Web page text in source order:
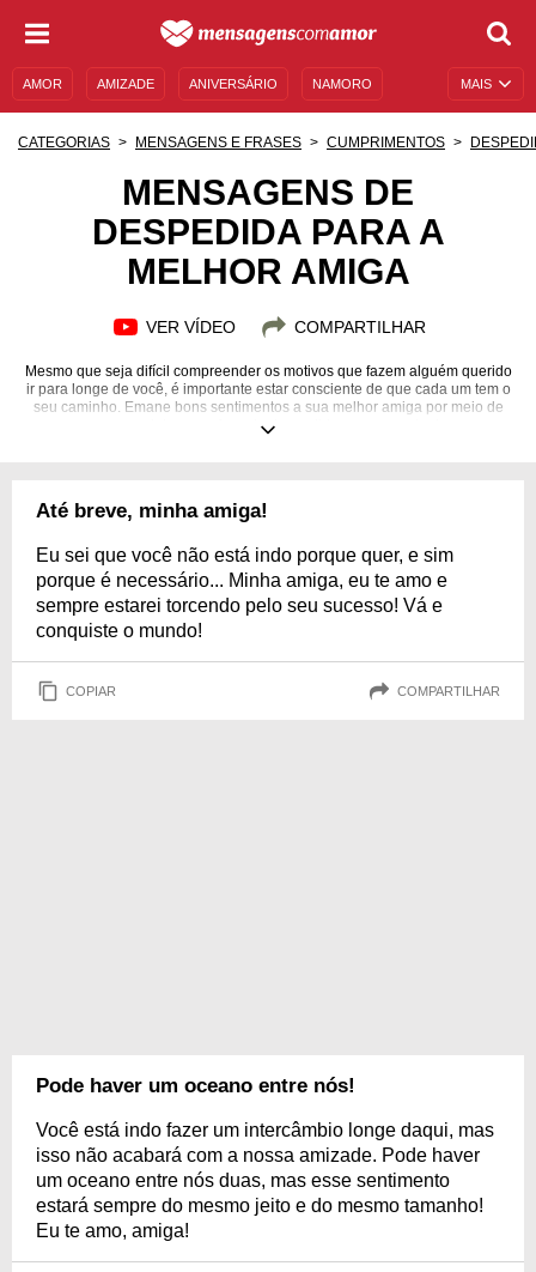
MAIS
AMOR AMIZADE ANIVERSÁRIO NAMORO
MENSAGENS E FRASES MENSAGENS DE ANIVERSÁRIO
ENTRETENIMENTO FAMOSOS BÍBLIA
CATEGORIAS MENSAGENS E FRASES CUMPRIMENTOS
MENSAGENS DE
DESPEDIDA PARA A
MELHOR AMIGA
VER VÍDEO COMPARTILHAR
Mesmo que seja difícil compreender os motivos que fazem alguém querido
ir para longe de você, é importante estar consciente de que cada um tem o
seu caminho. Emane bons sentimentos a sua melhor amiga por meio de
mensagens carinhosas e faça da despedida um momento de amor.
Até breve, minha amiga!
Eu sei que você não está indo porque quer, e sim
porque é necessário... Minha amiga, eu te amo e
sempre estarei torcendo pelo seu sucesso! Vá e
conquiste o mundo!
COPIAR COMPARTILHAR
Pode haver um oceano entre nós!
Você está indo fazer um intercâmbio longe daqui, mas
isso não acabará com a nossa amizade. Pode haver
um oceano entre nós duas, mas esse sentimento
estará sempre do mesmo jeito e do mesmo tamanho!
Eu te amo, amiga!